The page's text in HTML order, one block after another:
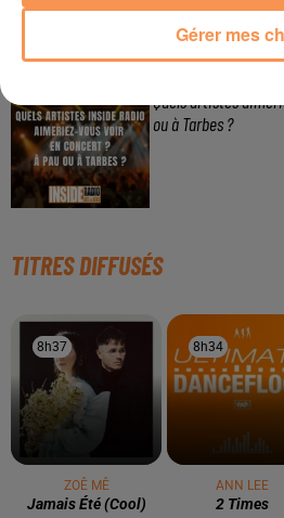
Quels artistes
ou à Tarbes ?
TITRES DIFFUSÉS
8h37
8h37
ZOÊ MÊ
Jamais Été (cool)
8h34
8h34
ANN LEE
2 Times
Gérer mes